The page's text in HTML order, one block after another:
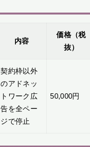
内容
価格（税
抜）
契約枠以外
のアドネッ
トワーク広
告を全ペー
ジで停止
50,000円